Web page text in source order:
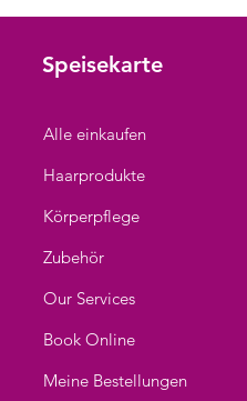
Speisekarte
Alle einkaufen
Haarprodukte
Körperpflege
Zubehör
Our Services
Book Online
Meine Bestellungen